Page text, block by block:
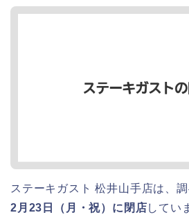
ステーキガスト 松井山手店は、
2月23日（月・祝）に閉店してい